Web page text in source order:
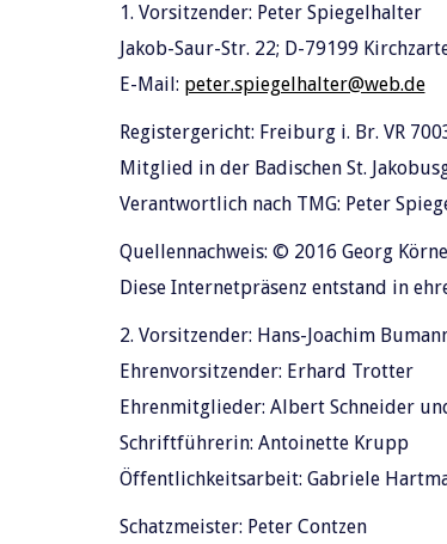
1. Vorsitzender: Peter Spiegelhalter
Jakob-Saur-Str. 22; D-79199
E-Mail: peter.spiegelhalter@web.de
Registergericht: Freiburg i. Br. VR
Mitglied in der Badischen St.
Verantwortlich nach TMG: Peter
Quellennachweis: © 2016 Georg
Diese Internetpräsenz entstand in
2. Vorsitzender: Hans-Joachim
Ehrenvorsitzender: Erhard Trotter
Ehrenmitglieder: Albert Schneider
Schriftführerin: Antoinette Krupp
Öffentlichkeitsarbeit: Gabriele
Schatzmeister: Peter Contzen